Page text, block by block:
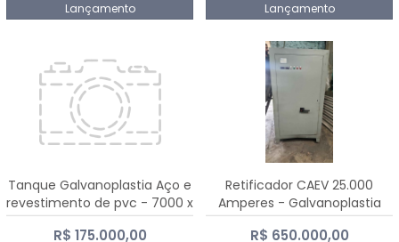
Lançamento Lançamento
Tanque Galvanoplastia Aço e
revestimento de pvc - 7000 x
2200 mm
R$ 175.000,00
Retificador CAEV 25.000
Amperes - Galvanoplastia
R$ 650.000,00